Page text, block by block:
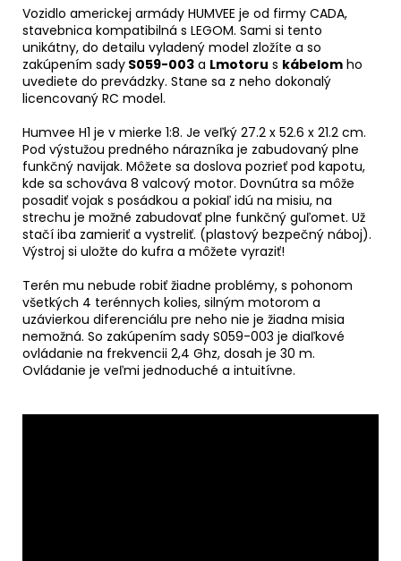
Vozidlo americkej armády HUMVEE je od firmy CADA,
stavebnica kompatibilná s LEGOM. Sami si tento
unikátny, do detailu vyladený model zložíte a so
zakúpením sady S059-003 a Lmotoru s kábelom ho
uvediete do prevádzky. Stane sa z neho dokonalý
licencovaný RC model.
Humvee H1 je v mierke 1:8. Je veľký 27.2 x 52.6 x 21.2 cm.
Pod výstužou predného nárazníka je zabudovaný plne
funkčný navijak. Môžete sa doslova pozrieť pod kapotu,
kde sa schováva 8 valcový motor. Dovnútra sa môže
posadiť vojak s posádkou a pokiaľ idú na misiu, na
strechu je možné zabudovať plne funkčný guľomet. Už
stačí iba zamieriť a vystreliť. (plastový bezpečný náboj).
Výstroj si uložte do kufra a môžete vyraziť!
Terén mu nebude robiť žiadne problémy, s pohonom
všetkých 4 terénnych kolies, silným motorom a
uzávierkou diferenciálu pre neho nie je žiadna misia
nemožná. So zakúpením sady S059-003 je diaľkové
ovládanie na frekvencii 2,4 Ghz, dosah je 30 m.
Ovládanie je veľmi jednoduché a intuitívne.